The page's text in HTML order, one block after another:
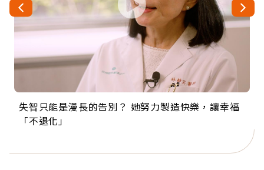
失智只能是漫長的告別？ 她努力製造快樂，讓幸福
「不退化」
來自剛果的巧克力神父 為台灣奉獻36年 「台灣是我
的家，我連作夢都講台語！」
63歲卸矽谷副總、搬回台灣找快樂！「蛋黃哥小
丑」走進安養院，逗樂上萬爺奶：退休後才開始真
104歲打破金氏世界紀錄 成為全球最年長羽球選
手，分享長壽的秘密原來是「這個」
事業巔峰他選擇追夢…黑手阿伯拉小提琴還登上小
巨蛋！連CNN都大讚！